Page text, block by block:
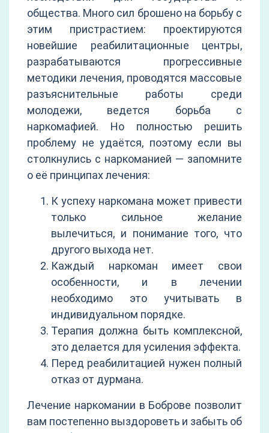
общества. Много сил брошено на борьбу с
этим пристрастием: проектируются
новейшие реабилитационные центры,
разрабатываются прогрессивные
методики лечения, проводятся массовые
разъяснительные работы среди
молодежи, ведется борьба с
наркомафией. Но полностью решить
проблему не удаётся, поэтому если вы
столкнулись с наркоманией — запомните
о её принципах лечения:
К успеху наркомана может привести
только сильное желание
вылечиться, и понимание того, что
другого выхода нет.
Каждый наркоман имеет свои
особенности, и в лечении
необходимо это учитывать в
индивидуальном порядке.
Терапия должна быть комплексной,
это делается для усиления эффекта.
Перед реабилитацией нужен полный
отказ от дурмана.
Лечение наркомании в Боброве позволит
вам постепенно выздороветь и забыть об